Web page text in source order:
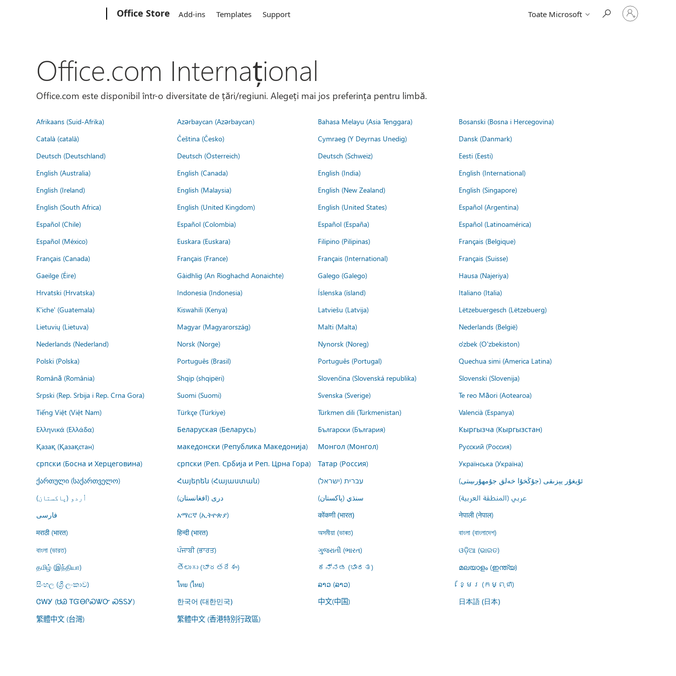
Office Store Add-ins Templates Support Toate Microsoft
Conectați-
vă
Office.com Internațional
Office.com este disponibil într-o diversitate de țări/regiuni. Alegeți mai jos preferința pentru limbă.
Afrikaans (Suid-Afrika) Azərbaycan (Azərbaycan) Bahasa Melayu (Asia Tenggara)
Bosanski (Bosna i Hercegovina)
Català (català)
Čeština (Česko) Cymraeg (Y Deyrnas Unedig)
Dansk (Danmark)
Deutsch (Deutschland)
Deutsch (Österreich) Deutsch (Schweiz)
Eesti (Eesti)
English (Australia)
English (Canada) English (India)
English (International)
English (Ireland)
English (Malaysia) English (New Zealand)
English (Singapore)
English (South Africa)
English (United Kingdom) English (United States)
Español (Argentina)
Español (Chile)
Español (Colombia) Español (España)
Español (Latinoamérica)
Español (México)
Euskara (Euskara) Filipino (Pilipinas)
Français (Belgique)
Français (Canada)
Français (France) Français (International)
Français (Suisse)
Gaeilge (Éire)
Gàidhlig (An Rìoghachd Aonaichte) Galego (Galego)
Hausa (Najeriya)
Hrvatski (Hrvatska)
Indonesia (Indonesia) Íslenska (ísland)
Italiano (Italia)
K'iche' (Guatemala)
Kiswahili (Kenya) Latviešu (Latvija)
Lëtzebuergesch (Lëtzebuerg)
Lietuvių (Lietuva)
Magyar (Magyarország) Malti (Malta)
Nederlands (België)
Nederlands (Nederland)
Norsk (Norge) Nynorsk (Noreg)
o'zbek (O'zbekiston)
Polski (Polska)
Português (Brasil) Português (Portugal)
Quechua simi (America Latina)
Română (România)
Shqip (shqipëri) Slovenčina (Slovenská republika)
Slovenski (Slovenija)
Srpski (Rep. Srbija i Rep. Crna Gora)
Suomi (Suomi) Svenska (Sverige)
Te reo Māori (Aotearoa)
Tiếng Việt (Việt Nam)
Türkçe (Türkiye) Türkmen dili (Türkmenistan)
Valencià (Espanya)
Ελληνικά (Ελλάδα)
Беларуская (Беларусь) Български (България)
Кыргызча (Кыргызстан)
Қазақ (Қазақстан)
македонски (Република Македонија) Монгол (Монгол)
Русский (Россия)
српски (Босна и Херцеговина)
српски (Реп. Србија и Реп. Црна Гора) Татар (Россия)
Українська (Україна)
ქართული (საქართველო)
Հայերեն (Հայաստան) עברית (ישראל)
ئۇيغۇر يېزىقى (جۇڭخۇا خەلق جۇمھۇرىيىتى)
اُردو (پاکستان)
درى (افغانستان) سنڌي (پاکستان)
عربي (المنطقة العربية)
فارسى
አማርኛ (ኢትዮጵያ) कोंकणी (भारत)
नेपाली (नेपाल)
मराठी (भारत)
हिन्दी (भारत) অসমীয়া (ভাৰত)
বাংলা (বাংলাদেশ)
বাংলা (ভারত)
ਪੰਜਾਬੀ (ਭਾਰਤ) ગુજરાતી (ભારત)
ଓଡ଼ିଆ (ଭାରତ)
தமிழ் (இந்தியா)
తెలుగు (భారతదేశం) ಕನ್ನಡ (ಭಾರತ)
മലയാളം (ഇന്ത്യ)
සිංහල (ශ්‍රී ලංකාව)
ไทย (ไทย) ລາວ (ລາວ)
ខ្មែរ (កម្ពុជា)
ᏣᎳᎩ (ᏌᏊ ᎢᏳᎾᎵᏍᏔᏅ ᏍᎦᏚᎩ)
한국어 (대한민국) 中文(中国) 日本語 (日本)
繁體中文 (台灣) 繁體中文 (香港特別行政區)